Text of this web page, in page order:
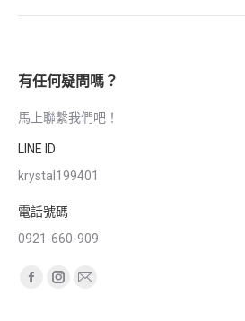
有任何疑問嗎？
馬上聯繫我們吧！
LINE ID
krystal199401
電話號碼
0921-660-909
Find us on:
FacebookInstagram